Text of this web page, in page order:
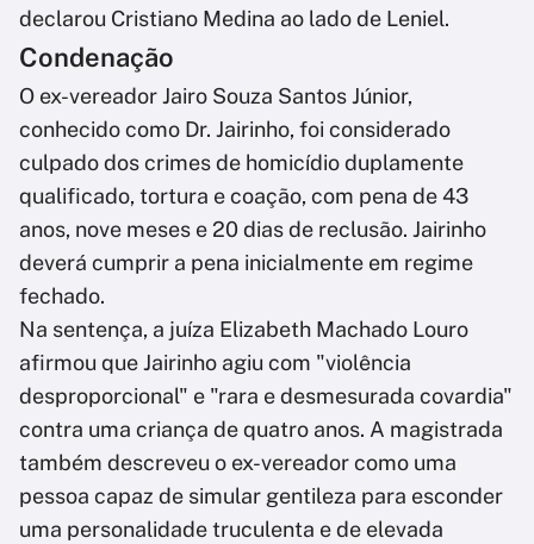
declarou Cristiano Medina ao lado de Leniel.
Condenação
O ex-vereador Jairo Souza Santos Júnior,
conhecido como Dr. Jairinho, foi considerado
culpado dos crimes de homicídio duplamente
qualificado, tortura e coação, com pena de 43
anos, nove meses e 20 dias de reclusão. Jairinho
deverá cumprir a pena inicialmente em regime
fechado.
Na sentença, a juíza Elizabeth Machado Louro
afirmou que Jairinho agiu com "violência
desproporcional" e "rara e desmesurada covardia"
contra uma criança de quatro anos. A magistrada
também descreveu o ex-vereador como uma
pessoa capaz de simular gentileza para esconder
uma personalidade truculenta e de elevada